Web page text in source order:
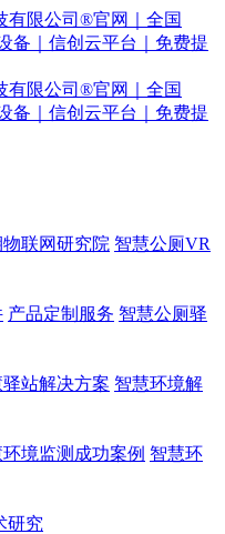
联网研究院 智慧公厕VR
产品定制服务 智慧公厕驿
驿站解决方案 智慧环境解
环境监测成功案例 智慧环
研究